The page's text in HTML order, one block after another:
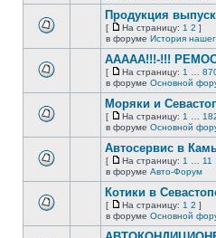
непрочитанных
сообщений.
непрочитанных
сообщений.
этой
непрочитанных
сообщений.
Продукция
[
На
страницу
На страницу: 1 2 ]
в форуме История
этой
непрочитанных
ААААА!!!-!!!
[
На
страницу
На страницу: 1
в форуме Основной
этой
непрочитанных
сообщений.
Моряки и
[
На
страницу
На страницу: 1
в форуме Основной
этой
непрочитанных
Автосервис в
[
На
страницу
На страницу: 1 11
в форуме Авто-Форум
этой
Котики в
[
На
страницу
На страницу: 1 2 ]
в форуме Основной